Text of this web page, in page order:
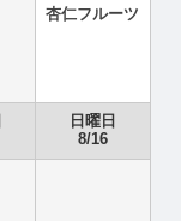
杏仁フルーツ
日曜日
8/16